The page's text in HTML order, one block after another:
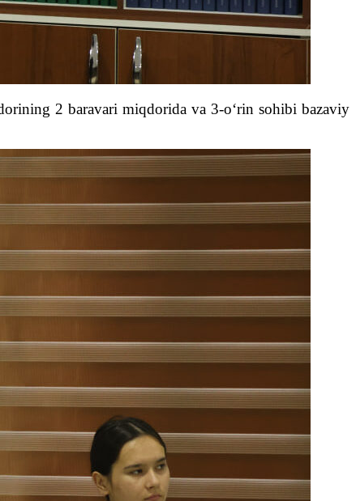
2 baravari miqdorida va 3-o‘rin sohibi bazaviy